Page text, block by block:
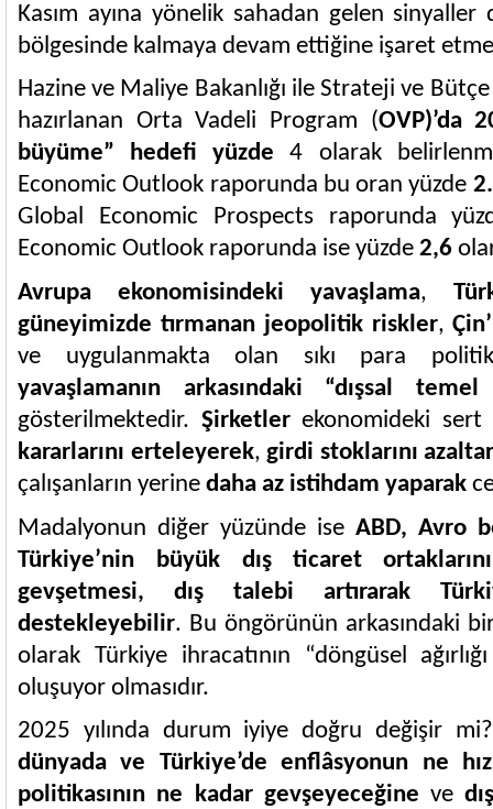
Kasım ayına yönelik sahadan gelen
bölgesinde kalmaya devam ettiğine işaret
Hazine ve Maliye Bakanlığı ile Strateji ve Bütçe
hazırlanan Orta Vadeli Program (OVP)’da
büyüme” hedefi yüzde4 olarak
Economic Outlook raporunda bu oran yüzde
Global Economic Prospects raporunda
Economic Outlook raporunda ise yüzde 2,6
Avrupa ekonomisindeki yavaşlama,
güneyimizde tırmanan jeopolitik riskler,
ve uygulanmakta olan sıkı para
yavaşlamanın arkasındaki “dışsal
gösterilmektedir. Şirketlerekonomideki
kararlarını erteleyerek,girdi stoklarını
çalışanların yerine daha az istihdam yaparak
Madalyonun diğer yüzünde ise ABD, Avro
Türkiye’nin büyük dış ticaret
gevşetmesi, dış talebi artırarak
destekleyebilir. Bu öngörünün arkasındaki
olarak Türkiye ihracatının “döngüsel
oluşuyor olmasıdır.
2025 yılında durum iyiye doğru değişir
dünyada ve Türkiye’de enflâsyonun ne
politikasının ne kadar gevşeyeceğine ve